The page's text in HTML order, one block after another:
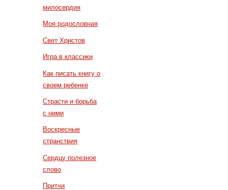
милосердия
Моя родословная
Свет Христов
Игра в классики
Как писать книгу о
своем ребенке
Страсти и борьба
с ними
Воскресные
странствия
Сердцу полезное
слово
Притчи